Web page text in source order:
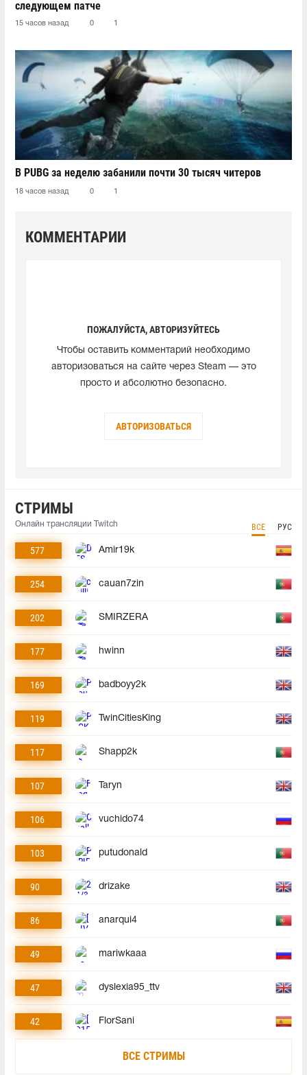
следующем патче
15 часов назад 0 1
В PUBG за неделю забанили почти 30 тысяч читеров
18 часов назад 0 1
КОММЕНТАРИИ
ПОЖАЛУЙСТА, АВТОРИЗУЙТЕСЬ
Чтобы оставить комментарий необходимо
авторизоваться на сайте через Steam — это
просто и абсолютно безопасно.
АВТОРИЗОВАТЬСЯ
СТРИМЫ
Онлайн трансляции Twitch ВСЕ РУС
577 Amir19k
254 cauan7zin
202 SMIRZERA
177 hwinn
169 badboyy2k
119 TwinCitiesKing
117 Shapp2k
107 Taryn
106 vuchido74
103 putudonald
90 drizake
86 anarqui4
49 mariwkaaa
47 dyslexia95_ttv
42 FlorSani
ВСЕ СТРИМЫ